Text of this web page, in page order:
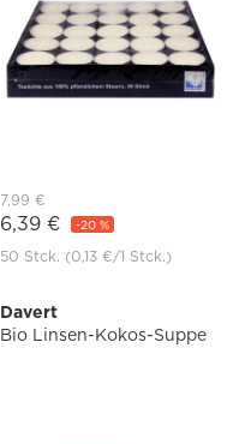
7,99 €
6,39 € -20 %
50 Stck. (0,13 €/1 Stck.)
Davert
Bio Linsen-Kokos-Suppe